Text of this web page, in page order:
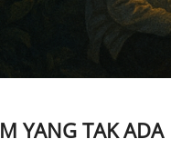
YANG TAK ADA